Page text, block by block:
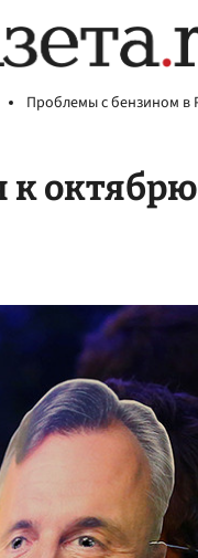
Проблемы с бензином в
к октябрю